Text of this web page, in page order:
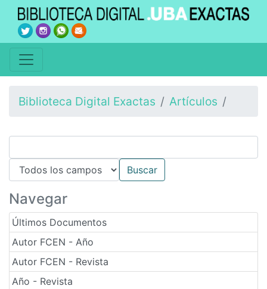
Biblioteca Digital Exactas Artículos
Navegar
Últimos Documentos
Autor FCEN - Año
Autor FCEN - Revista
Año - Revista